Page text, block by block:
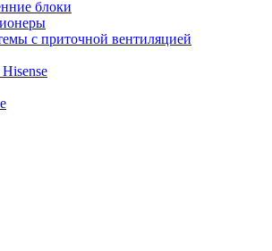
блоки
с приточной вентиляцией